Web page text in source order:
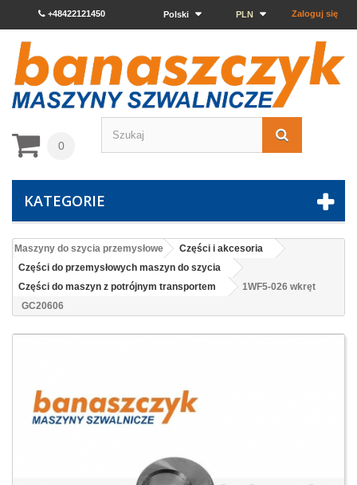
Zaloguj się
PLN
Polski
+48422121450
0
KATEGORIE
Maszyny do szycia przemysłowe
Części i akcesoria
Części do przemysłowych maszyn do szycia
Części do maszyn z potrójnym transportem
1WF5-026 wkręt
GC20606